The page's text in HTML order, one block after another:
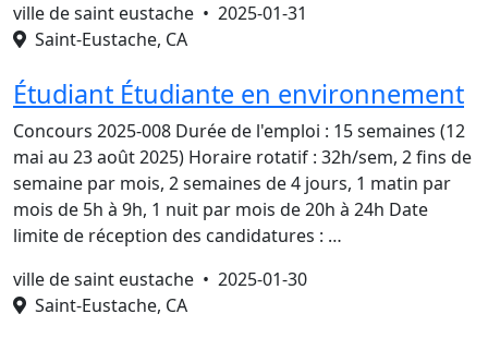
ville de saint eustache • 2025-01-31
Saint-Eustache, CA
Étudiant Étudiante en environnement
Concours 2025-008 Durée de l'emploi : 15 semaines (12
mai au 23 août 2025) Horaire rotatif : 32h/sem, 2 fins de
semaine par mois, 2 semaines de 4 jours, 1 matin par
mois de 5h à 9h, 1 nuit par mois de 20h à 24h Date
limite de réception des candidatures : …
ville de saint eustache • 2025-01-30
Saint-Eustache, CA